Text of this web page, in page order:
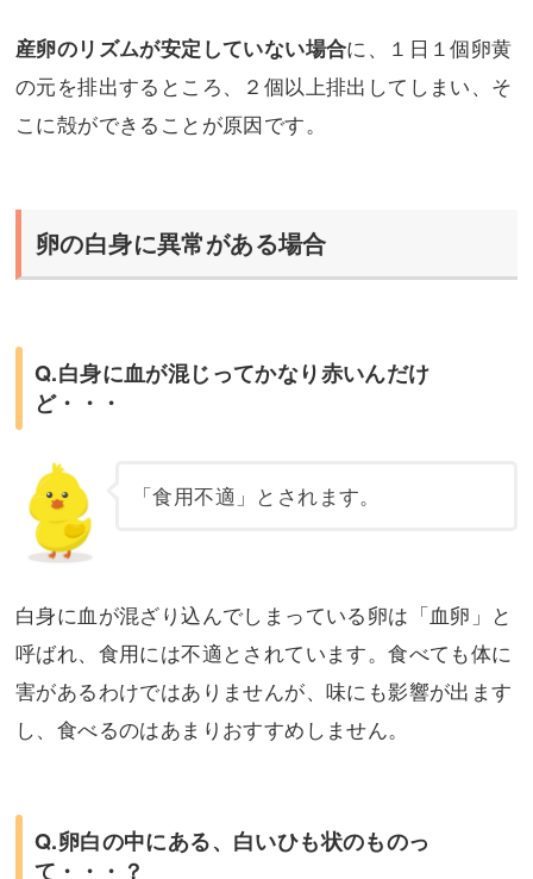
産卵のリズムが安定していない場合に、１日１個卵黄
の元を排出するところ、２個以上排出してしまい、そ
こに殻ができることが原因です。
卵の白身に異常がある場合
Q.白身に血が混じってかなり赤いんだけ
ど・・・
「食用不適」とされます。
白身に血が混ざり込んでしまっている卵は「血卵」と
呼ばれ、食用には不適とされています。食べても体に
害があるわけではありませんが、味にも影響が出ます
し、食べるのはあまりおすすめしません。
Q.卵白の中にある、白いひも状のものっ
て・・・？